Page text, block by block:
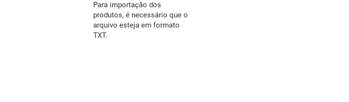
Para importação dos
produtos, é necessário que o
arquivo esteja em formato
TXT.